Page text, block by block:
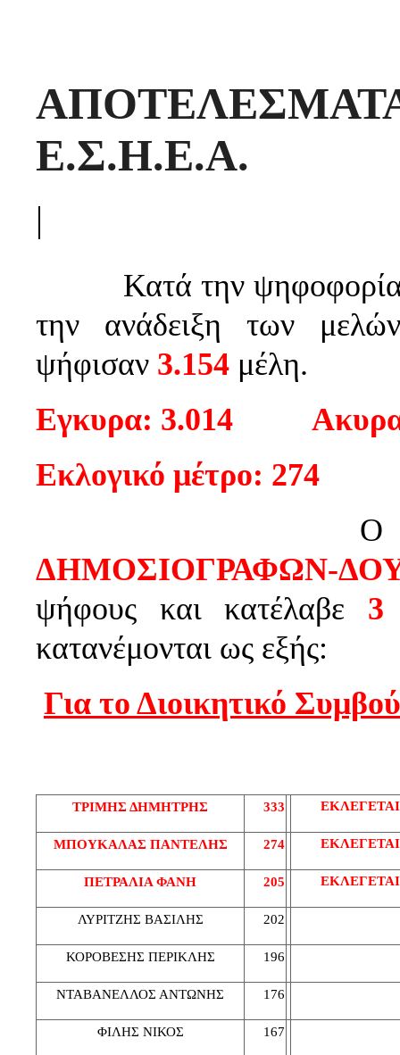
Ε.Σ.Η.Ε.Α.
|
Κατά την
την ανάδειξη των
ψήφισαν 3.154 μέλη.
Εγκυρα: 3.014
Εκλογικό μέτρο: 274
Ο
ΔΗΜΟΣΙΟΓΡΑΦΩΝ-
ψήφους και κατέλαβε
κατανέμονται ως εξής:
Για το Διοικητικό
ΤΡΙΜΗΣ ΔΗΜΗΤΡΗΣ 333 ΕΚΛΕΓΕΤΑΙ
ΜΠΟΥΚΑΛΑΣ ΠΑΝΤΕΛΗΣ 274 ΕΚΛΕΓΕΤΑΙ
ΠΕΤΡΑΛΙΑ ΦΑΝΗ 205 ΕΚΛΕΓΕΤΑΙ
ΛΥΡΙΤΖΗΣ ΒΑΣΙΛΗΣ 202
ΚΟΡΟΒΕΣΗΣ ΠΕΡΙΚΛΗΣ 196
ΝΤΑΒΑΝΕΛΛΟΣ ΑΝΤΩΝΗΣ 176
ΦΙΛΗΣ ΝΙΚΟΣ 167